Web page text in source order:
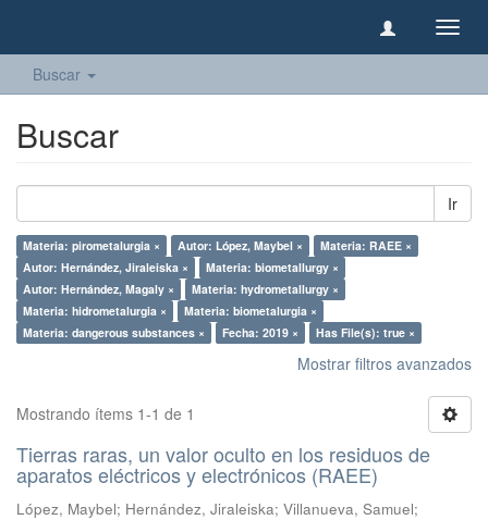
Buscar
Buscar
Ir
Materia: pirometalurgia × Autor: López, Maybel ×
Materia: RAEE ×
Autor: Hernández, Jiraleiska ×
Materia: biometallurgy ×
Autor: Hernández, Magaly ×
Materia: hydrometallurgy ×
Materia: hidrometalurgia ×
Materia: biometalurgia ×
Materia: dangerous substances ×
Fecha: 2019 × Has File(s): true ×
Mostrar filtros avanzados
Mostrando ítems 1-1 de 1
Tierras raras, un valor oculto en los residuos de
aparatos eléctricos y electrónicos (RAEE)
López, Maybel; Hernández, Jiraleiska; Villanueva, Samuel;